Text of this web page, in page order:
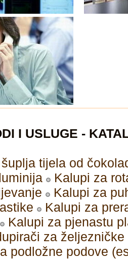
I USLUGE -
tijela od
Kalupi za
Kalupi za
Kalupi za
Kalupi za pjenastu
za željezničke
podložne podove